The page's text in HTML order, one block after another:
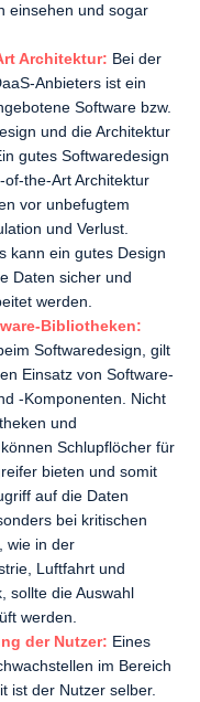
einsehen und sogar
Architektur: Bei der
Anbieters ist ein
Software bzw.
und die Architektur
gutes Softwaredesign
of-the-Art Architektur
vor unbefugtem
und Verlust.
kann ein gutes Design
Daten sicher und
werden.
Bibliotheken:
Softwaredesign, gilt
Einsatz von Software-
-Komponenten. Nicht
und
Schlupflöcher für
bieten und somit
auf die Daten
bei kritischen
wie in der
Luftfahrt und
sollte die Auswahl
werden.
der Nutzer: Eines
im Bereich
ist der Nutzer selber.